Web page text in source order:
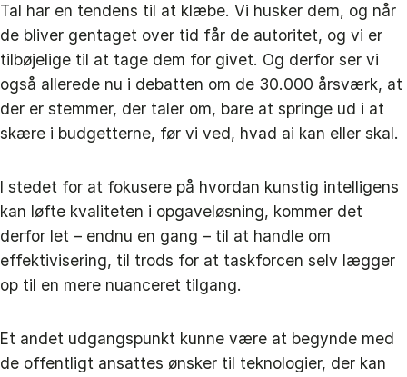
Tal har en tendens til at klæbe. Vi husker dem, og når
de bliver gentaget over tid får de autoritet, og vi er
tilbøjelige til at tage dem for givet. Og derfor ser vi
også allerede nu i debatten om de 30.000 årsværk, at
der er stemmer, der taler om, bare at springe ud i at
skære i budgetterne, før vi ved, hvad ai kan eller skal.
I stedet for at fokusere på hvordan kunstig intelligens
kan løfte kvaliteten i opgaveløsning, kommer det
derfor let – endnu en gang – til at handle om
effektivisering, til trods for at taskforcen selv lægger
op til en mere nuanceret tilgang.
Et andet udgangspunkt kunne være at begynde med
de offentligt ansattes ønsker til teknologier, der kan